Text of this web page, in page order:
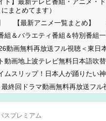
まとめてます）
【最新アニメ一覧まとめ】
組＆バラエティ番組＆特別番組一
動画無料再放送フル視聴＜東
動画地上波テレビ無料日本語吹
ムスリップ！日本人が踊りたい
終回ドラマ動画無料再放送フル
スプレミアム